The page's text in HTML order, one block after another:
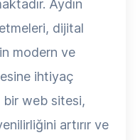
Aydın
dijital
modern ve
ihtiyaç
bir web sitesi,
artırır ve